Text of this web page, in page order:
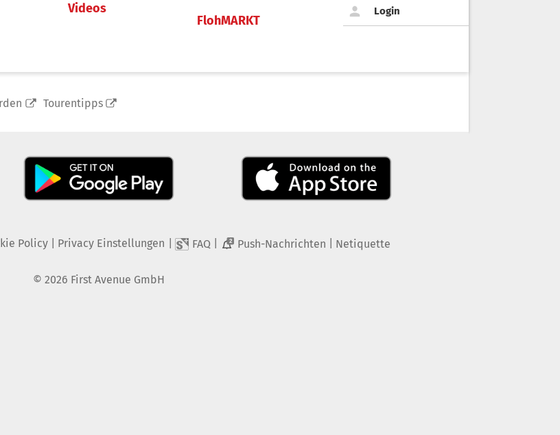
Videos
FlohMARKT
Login
Tourentipps
Policy| Privacy Einstellungen FAQ 2 Push-Nachrichten Netiquette
© 2026 First Avenue GmbH